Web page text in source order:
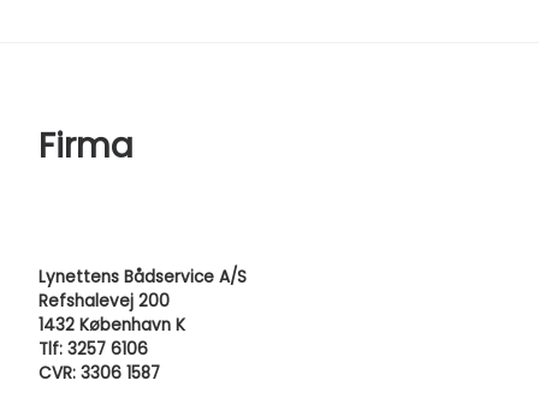
Firma
Lynettens Bådservice A/S
Refshalevej 200
1432 København K
Tlf: 3257 6106
CVR: 3306 1587